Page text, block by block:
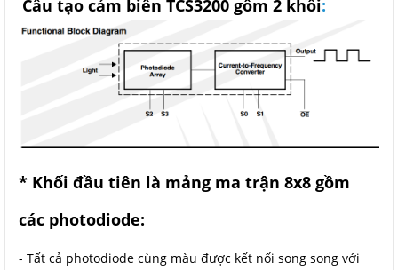
Cấu tạo cảm biến TCS3200 gồm 2 khối:
* Khối đầu tiên là mảng ma trận 8x8 gồm
các photodiode:
- Tất cả photodiode cùng màu được kết nối song song với